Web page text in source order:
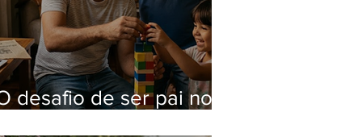
desafio de ser pai no